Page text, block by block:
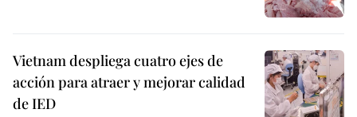
Vietnam despliega cuatro ejes de
acción para atraer y mejorar calidad
de IED